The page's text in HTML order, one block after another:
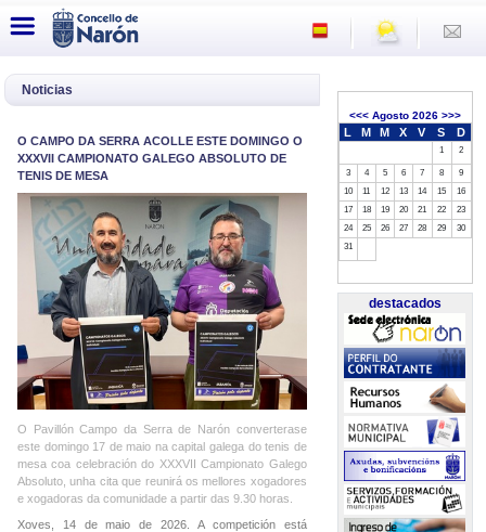
Noticias
O CAMPO DA SERRA ACOLLE ESTE DOMINGO O
XXXVII CAMPIONATO GALEGO ABSOLUTO DE
TENIS DE MESA
O Pavillón Campo da Serra de Narón converterase
este domingo 17 de maio na capital galega do tenis de
mesa coa celebración do XXXVII Campionato Galego
Absoluto, unha cita que reunirá os mellores xogadores
e xogadoras da comunidade a partir das 9.30 horas.
Xoves, 14 de maio de 2026. A competición está
<<<Agosto 2026 >>>
L M M X V S D
1 2
3 4 5 6 7 8
9
10
11 12 13 14 15
16
17
18 19 20 21 22
23
24
25 26 27 28 29
30
31
destacados